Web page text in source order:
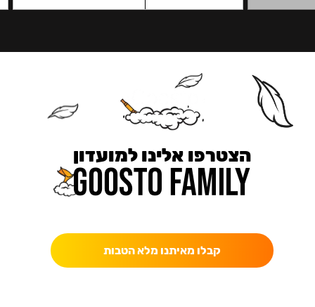
הצטרפו אלינו למועדון
קבלו מאיתנו מלא הטבות